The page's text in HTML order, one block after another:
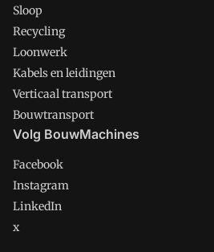
Sloop
Recycling
Loonwerk
Kabels en leidingen
Verticaal transport
Bouwtransport
Volg BouwMachines
Facebook
Instagram
LinkedIn
x